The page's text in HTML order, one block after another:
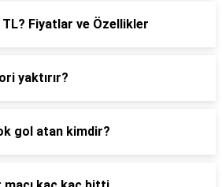
Fiyatlar ve Özellikler
yaktırır?
gol atan kimdir?